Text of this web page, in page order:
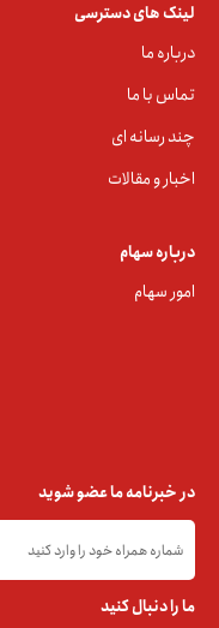
لینک های دسترسی
درباره ما
تماس با ما
چند رسانه ای
اخبار و مقالات
درباره سهام
امور سهام
در خبرنامه ما عضو شوید
ما را دنبال کنید